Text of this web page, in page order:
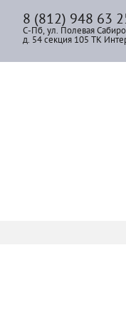
8 (812) 948 63
С-Пб, ул. Полевая
д. 54 секция 105 ТК